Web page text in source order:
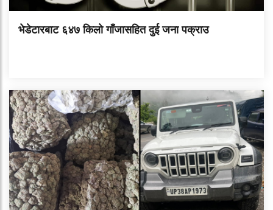
भेडेटारबाट ६४७ किलो गाँजासहित दुई जना पक्राउ